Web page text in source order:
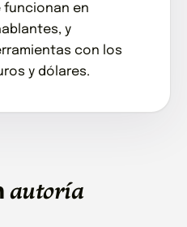
funcionan en
y
con los
y dólares.
autoría